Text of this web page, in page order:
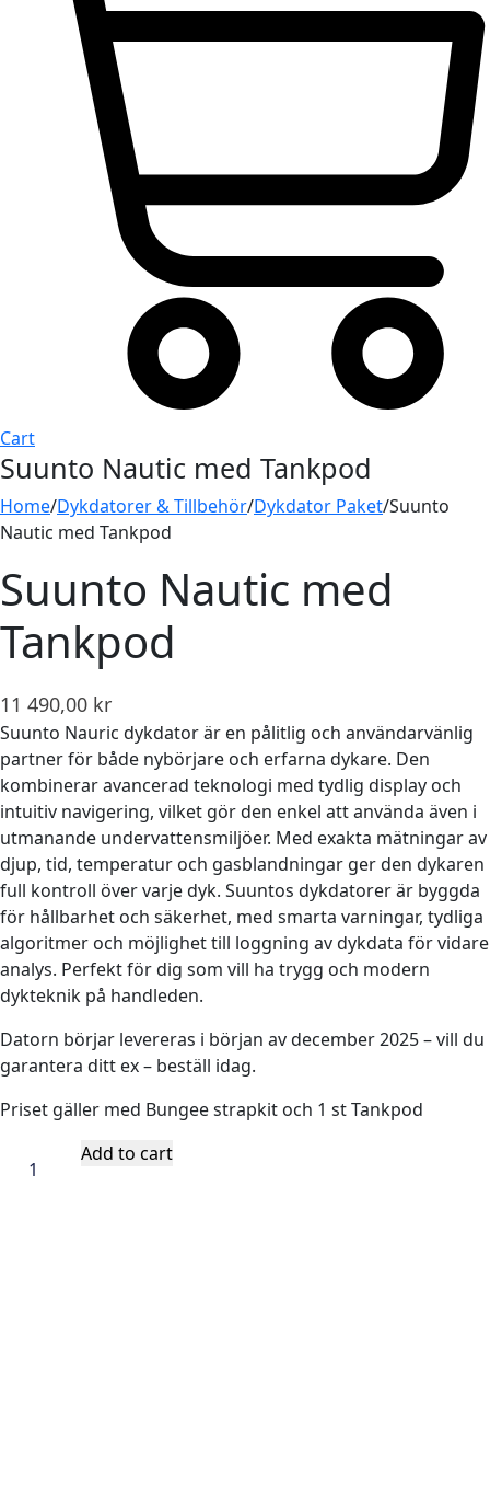
Cart
Suunto Nautic med Tankpod
Home/Dykdatorer & Tillbehör/Dykdator Paket/Suunto
Nautic med Tankpod
Suunto Nautic med
Tankpod
11 490,00 kr
Suunto Nauric dykdator är en pålitlig och användarvänlig
partner för både nybörjare och erfarna dykare. Den
kombinerar avancerad teknologi med tydlig display och
intuitiv navigering, vilket gör den enkel att använda även i
utmanande undervattensmiljöer. Med exakta mätningar av
djup, tid, temperatur och gasblandningar ger den dykaren
full kontroll över varje dyk. Suuntos dykdatorer är byggda
för hållbarhet och säkerhet, med smarta varningar, tydliga
algoritmer och möjlighet till loggning av dykdata för vidare
analys. Perfekt för dig som vill ha trygg och modern
dykteknik på handleden.
Datorn börjar levereras i början av december 2025 – vill du
garantera ditt ex – beställ idag.
Priset gäller med Bungee strapkit och 1 st Tankpod
Nautic
Add to cart